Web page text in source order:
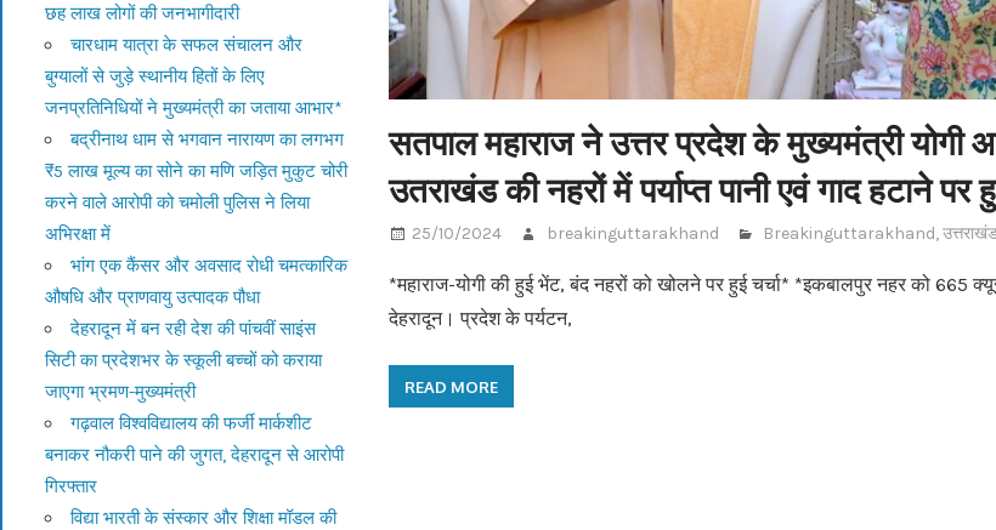
सतपाल महाराज ने उत्तर प्रदेश के मुख्यमंत्री योगी
उतराखंड की नहरों में पर्याप्त पानी एवं गाद हटाने पर
25/10/2024 breakinguttarakhand Breakinguttarakhand,
*महाराज-योगी की हुई भेंट, बंद नहरों को खोलने पर हुई चर्चा* *इकबालपुर नहर को 665
देहरादून। प्रदेश के पर्यटन,
READ MORE
छह लाख लोगों की जनभागीदारी
चारधाम यात्रा के सफल संचालन और
बुग्यालों से जुड़े स्थानीय हितों के लिए
जनप्रतिनिधियों ने मुख्यमंत्री का जताया आभार*
बद्रीनाथ धाम से भगवान नारायण का लगभग
₹5 लाख मूल्य का सोने का मणि जड़ित मुकुट चोरी
करने वाले आरोपी को चमोली पुलिस ने लिया
अभिरक्षा में
भांग एक कैंसर और अवसाद रोधी चमत्कारिक
औषधि और प्राणवायु उत्पादक पौधा
देहरादून में बन रही देश की पांचवीं साइंस
सिटी का प्रदेशभर के स्कूली बच्चों को कराया
जाएगा भ्रमण-मुख्यमंत्री
गढ़वाल विश्वविद्यालय की फर्जी मार्कशीट
बनाकर नौकरी पाने की जुगत, देहरादून से आरोपी
गिरफ्तार
विद्या भारती के संस्कार और शिक्षा मॉडल की